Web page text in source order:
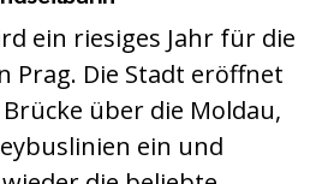
ein riesiges Jahr für die
Prag. Die Stadt eröffnet
über die Moldau,
ein und